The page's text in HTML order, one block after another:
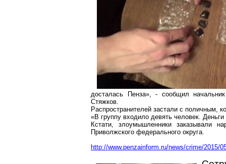
досталась Пенза», - сообщил
Стяжков.
Распространителей застали с поличным,
«В группу входило девять человек.
Кстати, злоумышленники заказывали
Приволжского федерального округа.
http://www.penzainform.ru/news/crime/2015/